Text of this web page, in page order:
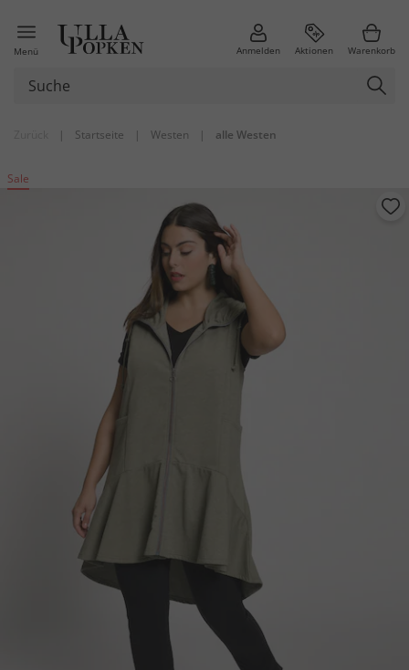
Menü Anmelden Aktionen Warenkorb
| Startseite | Westen | alle Westen
Sale